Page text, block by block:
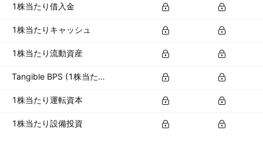
1株当たり借入金
1株当たりキャッシュ
1株当たり流動資産
Tangible BPS (1株当たり有形資産)
1株当たり運転資本
1株当たり設備投資